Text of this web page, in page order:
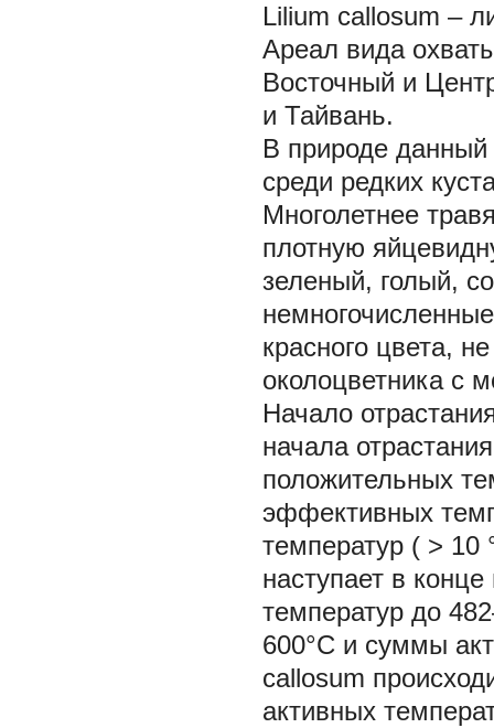
Lilium callosum –
Ареал вида
Восточный и
и Тайвань.
В природе данный
среди редких
Многолетнее
плотную
зеленый, голый,
красного цвета,
околоцветника с
Начало
начала
положительных
эффективных
температур ( > 10
наступает в
температур до
600°С и суммы
callosum
активных